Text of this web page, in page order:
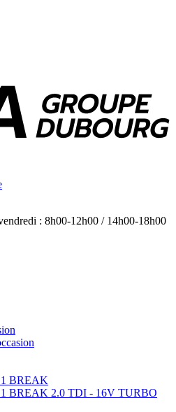
: 8h00-12h00 / 14h00-18h00
BREAK
BREAK 2.0 TDI - 16V TURBO